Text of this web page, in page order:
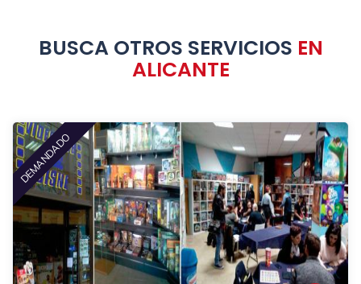
BUSCA OTROS SERVICIOS EN
ALICANTE
DEMANDADO